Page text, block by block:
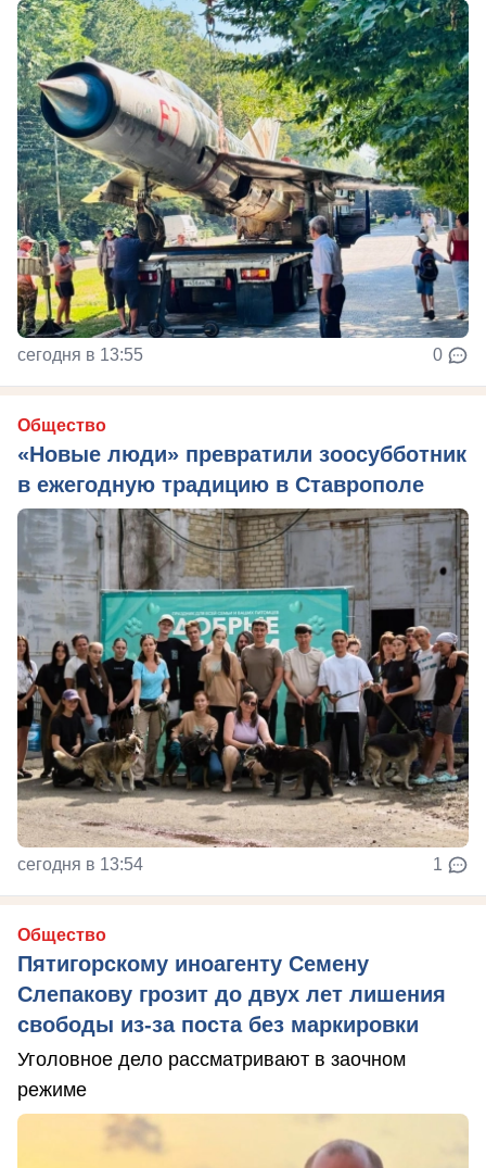
сегодня в 13:55 0
Общество
«Новые люди» превратили зоосубботник
в ежегодную традицию в Ставрополе
сегодня в 13:54 1
Общество
Пятигорскому иноагенту Семену
Слепакову грозит до двух лет лишения
свободы из-за поста без маркировки
Уголовное дело рассматривают в заочном
режиме